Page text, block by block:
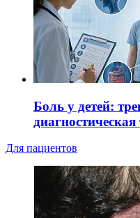
Боль у детей:
Для пациентов